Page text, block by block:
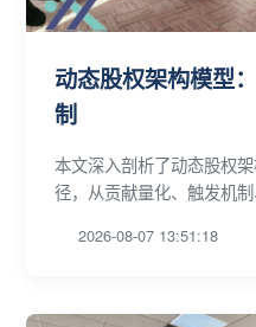
动态股权架构模型
制
本文深入剖析了动态股权
径，从贡献量化、触发机
2026-08-07 13:51:18